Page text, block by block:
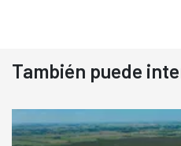
También puede